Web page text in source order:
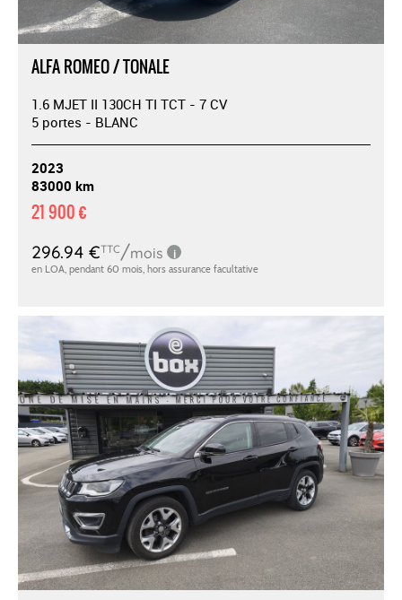
ALFA ROMEO / TONALE
1.6 MJET II 130CH TI TCT - 7 CV
5 portes - BLANC
2023
83000 km
21 900 €